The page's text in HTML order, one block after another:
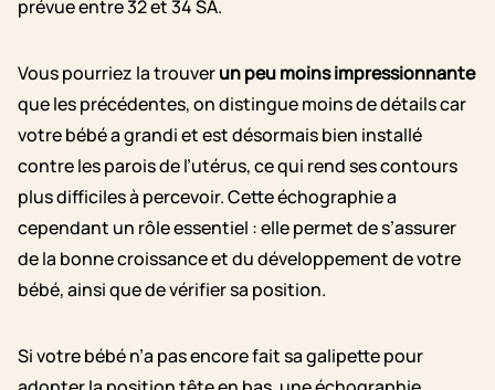
prévue entre 32 et 34 SA.
Vous pourriez la trouverun peu moins impressionnante
que les précédentes, on distingue moins de détails car
votre bébé a grandi et est désormais bien installé
contre les parois de l’utérus, ce qui rend ses contours
plus difficiles à percevoir. Cette échographie a
cependant un rôle essentiel : elle permet de s’assurer
de la bonne croissance et du développement de votre
bébé, ainsi que de vérifier sa position.
Si votre bébé n’a pas encore fait sa galipette pour